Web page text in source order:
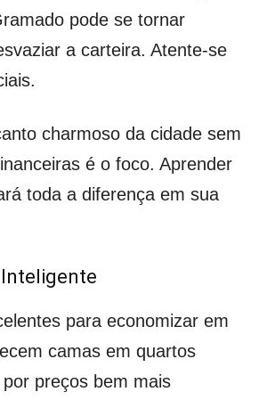
pode se tornar
a carteira. Atente-se
charmoso da cidade sem
é o foco. Aprender
toda a diferença em sua
para economizar em
camas em quartos
preços bem mais